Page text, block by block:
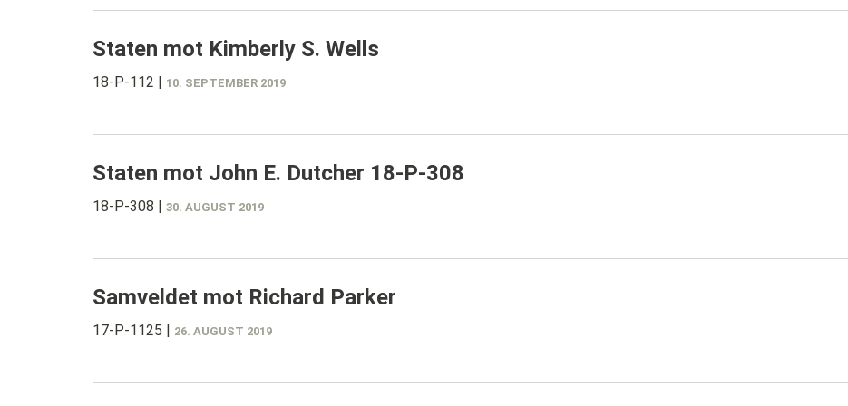
Staten mot Kimberly S. Wells
18-P-112 | 10. SEPTEMBER 2019
Staten mot John E. Dutcher 18-P-308
18-P-308 | 30. AUGUST 2019
Samveldet mot Richard Parker
17-P-1125 | 26. AUGUST 2019